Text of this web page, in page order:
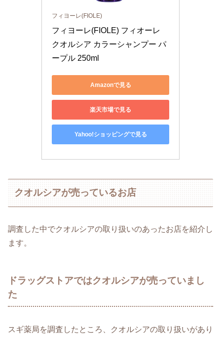
フィヨーレ(FIOLE)
フィヨーレ(FIOLE) フィオーレ
クオルシア カラーシャンプー パ
ープル 250ml
Amazonで見る
楽天市場で見る
Yahoo!ショッピングで見る
クオルシアが売っているお店
調査した中でクオルシアの取り扱いのあったお店を紹介し
ます。
ドラッグストアではクオルシアが売っていまし
た
スギ薬局を調査したところ、クオルシアの取り扱いがあり